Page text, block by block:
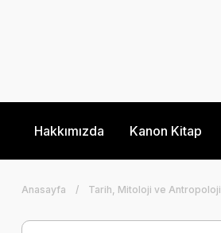
Hakkımızda Kanon Kitap
Anasayfa Tarih, Mitoloji ve Antropoloji